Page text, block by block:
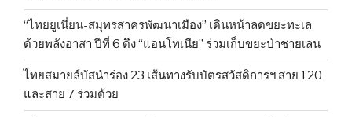
“ไทยยูเนี่ยน-สมุทรสาครพัฒนาเมือง” เดินหน้าลดขยะทะเล
ด้วยพลังอาสา ปีที่ 6 ดึง “แอนโทเนีย” ร่วมเก็บขยะป่าชายเลน
ไทยสมายล์บัสนำร่อง 23 เส้นทางรับบัตรสวัสดิการฯ สาย 120
และสาย 7 ร่วมด้วย